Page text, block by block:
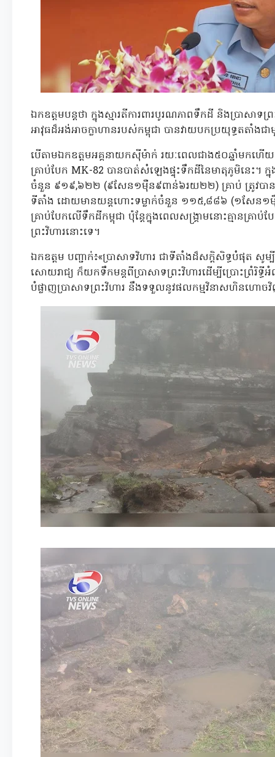
ឯកឧត្តមបន្តថា ក្នុងស្មារតីការពារបូរណភាពទឹកដី និងប្រាសាទព្រ
អាវុធដ៏អង់អាចក្លាហានរបស់កម្ពុជា បានវាយបកប្រយុទ្ធតតាំ
បើតាមឯកឧត្តមអគ្គនាយកស៊ីម៉ាក់ រយៈពេលជាង៥០ឆ្នាំមកហ
គ្រាប់បែក MK-82 បានបាត់សំឡេងផ្ទុះទឹកដីនៃមាតុភូមិនេះ។ ក្
ចំនួន ៩១៩,៦២២ (៩សែន១ម៉ឺន៩ពាន់៦រយ២២) គ្រាប់ ត្រូវបា
ទីតាំង ដោយមានយន្តហោះទម្លាក់ចំនួន ១១៥,៨៨៦ (១សែន១
គ្រាប់បែកលើទឹកដីកម្ពុជា ប៉ុន្តែក្នុងពេលសង្គ្រាមនោះគ្មានគ្រា
ព្រះវិហារនោះទេ។
ឯកឧត្តម បញ្ជាក់៖«ប្រាសាទវិហារ ជាទីតាំងដ៏សក្តិសិទ្ធបំផុត
សោយរាជ្យ ក៏យកទឹកមន្តពីប្រាសាទព្រះវិហារដើម្បីប្រោះព្រំរិទ្
បំផ្លាញប្រាសាទព្រះវិហារ នឹងទទួលនូវផលកម្មវិនាសហិនហោ